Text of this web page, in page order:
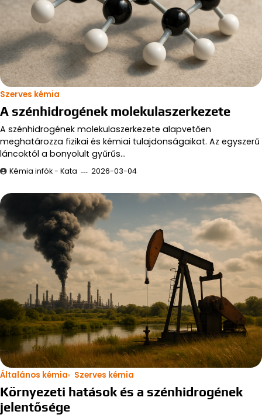
Szerves kémia
A szénhidrogének molekulaszerkezete
A szénhidrogének molekulaszerkezete alapvetően
meghatározza fizikai és kémiai tulajdonságaikat. Az egyszerű
láncoktól a bonyolult gyűrűs…
Kémia infók - Kata 2026-03-04
Általános kémia Szerves kémia
Környezeti hatások és a szénhidrogének
jelentősége